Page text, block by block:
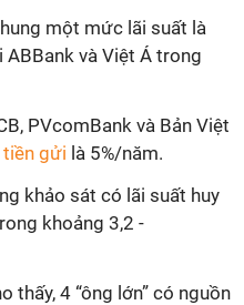
một mức lãi suất là
và Việt Á trong
PVcomBank và Bản Việt
tiền gửi là 5%/năm.
khảo sát có lãi suất huy
khoảng 3,2 -
thấy, 4 “ông lớn” có nguồn